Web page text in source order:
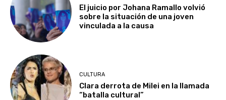
El juicio por Johana Ramallo volvió
sobre la situación de una joven
vinculada a la causa
CULTURA
Clara derrota de Milei en la llamada
“batalla cultural”